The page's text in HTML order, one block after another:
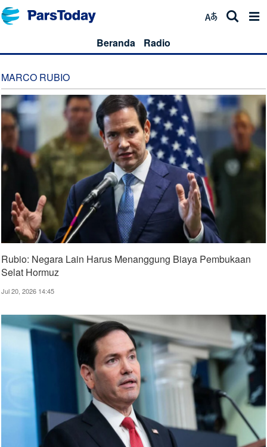
Beranda Radio
MARCO RUBIO
Rubio: Negara Lain Harus Menanggung Biaya Pembukaan
Selat Hormuz
Jul 20, 2026 14:45